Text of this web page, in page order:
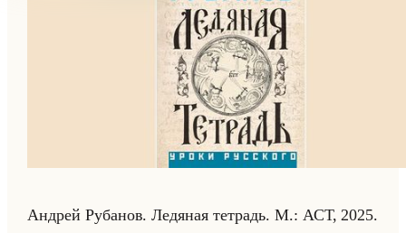
Ан­дрей Ру­ба­нов. Ле­дя­ная тет­радь. М.: АСТ, 2025.